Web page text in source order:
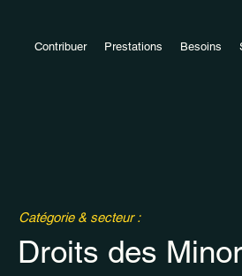
Contribuer Prestations Besoins
Catégorie & secteur :
Droits des